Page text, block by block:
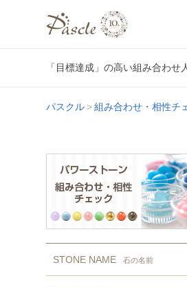
「目標達成」の高い組み合わ
パスクル 組み合わせ・相性チ
STONE NAME 石の名前